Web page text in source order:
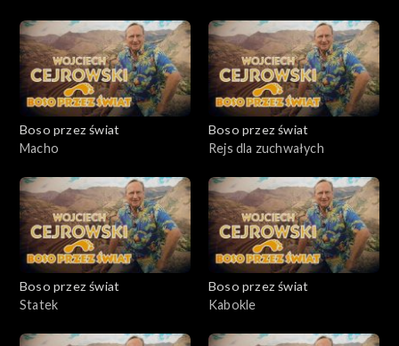
Boso przez świat
Macho
Boso przez świat
Rejs dla zuchwałych
Boso przez świat
Statek
Boso przez świat
Kabokle